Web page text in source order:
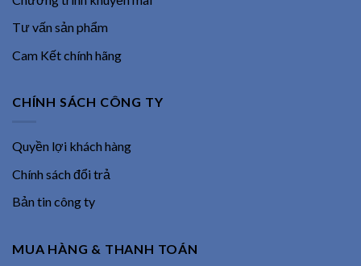
Tư vấn sản phẩm
Cam Kết chính hãng
CHÍNH SÁCH CÔNG TY
Quyền lợi khách hàng
Chính sách đổi trả
Bản tin công ty
MUA HÀNG & THANH TOÁN